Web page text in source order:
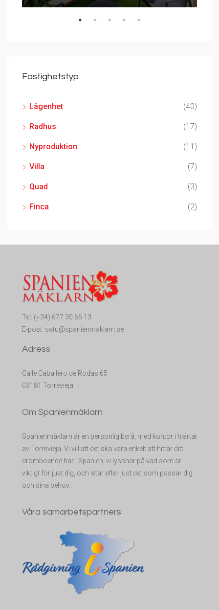
Fastighetstyp
Lägenhet (40)
Radhus (17)
Nyproduktion (11)
Villa (7)
Quad (3)
Finca (2)
Tel: (+34) 677 30 66 13
E-post: satu@spanienmaklarn.se
Adress
Calle Caballero de Rodas 65
03181 Torrevieja
Om Spanienmäklarn
Spanienmäklarn är en personlig byrå, med kontor i hjärtat
av Torrevieja. Vi vill att det ska vara enkelt att hittar ditt
drömboende här i Spanien, vi lyssnar på vad som är
viktigt för just dig, och letar efter just det som passar dig
och dina behov.
Våra samarbetspartners